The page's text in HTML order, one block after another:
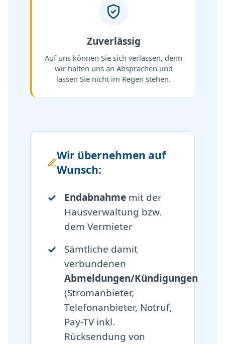
Zuverlässig
Auf uns können Sie sich verlassen, denn
wir halten uns an Absprachen und
lassen Sie nicht im Regen stehen.
Wir übernehmen auf
Wunsch:
Endabnahmemit der
Hausverwaltung bzw.
dem Vermieter
Sämtliche damit
verbundenen
Abmeldungen/Kündigungen
(Stromanbieter,
Telefonanbieter, Notruf,
Pay-TV inkl.
Rücksendung von